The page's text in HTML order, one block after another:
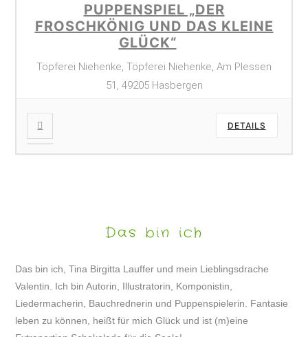
PUPPENSPIEL „DER
FROSCHKÖNIG UND DAS KLEINE
GLÜCK“
Töpferei Niehenke, Töpferei Niehenke, Am Plessen
51, 49205 Hasbergen
DETAILS
Das bin ich
Das bin ich, Tina Birgitta Lauffer und mein Lieblingsdrache
Valentin. Ich bin Autorin, Illustratorin, Komponistin,
Liedermacherin, Bauchrednerin und Puppenspielerin. Fantasie
leben zu können, heißt für mich Glück und ist (m)eine